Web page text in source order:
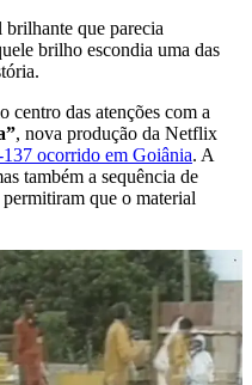
que parecia
brilho escondia uma das
centro das atenções com a
, nova produção da Netflix
ocorrido em Goiânia. A
também a sequência de
que o material